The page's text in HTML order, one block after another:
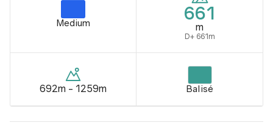
Medium 661
m
D+ 661m
692m - 1259m Balisé